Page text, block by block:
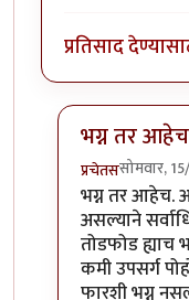
प्रतिसाद
भग्न तर
प्रचेतससोमवार,
In reply to
भग्न तर आहेच.
असल्याने
तोडफोड ह्याच
कमी उपसर्ग
फारशी भग्न